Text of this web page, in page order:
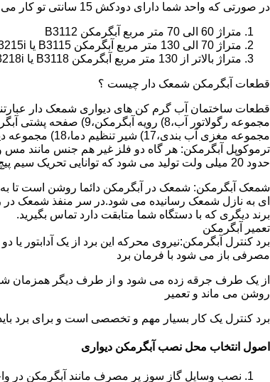
در صورتی که واحد شما دارای دودکش 15 سانتی تو کار می باشد بر اساس متراژ می توانید دستگاه های زیر را انتخاب نمایید:
متراژ 60 الی 70 متر مربع آبگرمکن B3112
متراژ 70 الی 130 متر مربع آبگرمکن B3115 یا B3215i
متراژ بالاتر از 130 متر مربع آبگرمکن B3118 یا B3218i
قطعات آبگرمکن شمعک دار چیست ؟
مجموعه مغزی آب بندی،17) شیر تنظیم دما،18) مجموعه دیافگرام و میل سوپاپ آب 19) ترموکوپل و … که ما برای تعمیر آبگرمکن باید به نمایندگی های مجاز همان برند تماس حاصل فرمایید.
ترموکوپل آبگرمکن: هر گاه دو فلز غیر هم جنس مانند مس
حدود 20 میلی ولت تولید می شود که توانایی تحریک سیم پیچ و باز کردن شیر مغناطیسی وسایل گاز سوز را در مدت 20 ثانیه دارد.
شمعک آبگرمکن: شمعک در آبگرمکن دائما روشن است تا
ای به نازل شمعک رسانیده می شود.در سر منفذ شمعک در
برند دیگری که با دستگاه شما متابقت دارد تماس بگیرید.
تعمیر آبگرمکن
مصرفی باز می شود با فرمان برد
از یک طرف جرقه زده می شود و از طرف دیگر همزمان
روشن می ماند و تعمیر
برد کنترل یک کار بسیار مهم و تخصصی است و برای برد
اصول انتخاب محل نصب آبگرمکن دیواری